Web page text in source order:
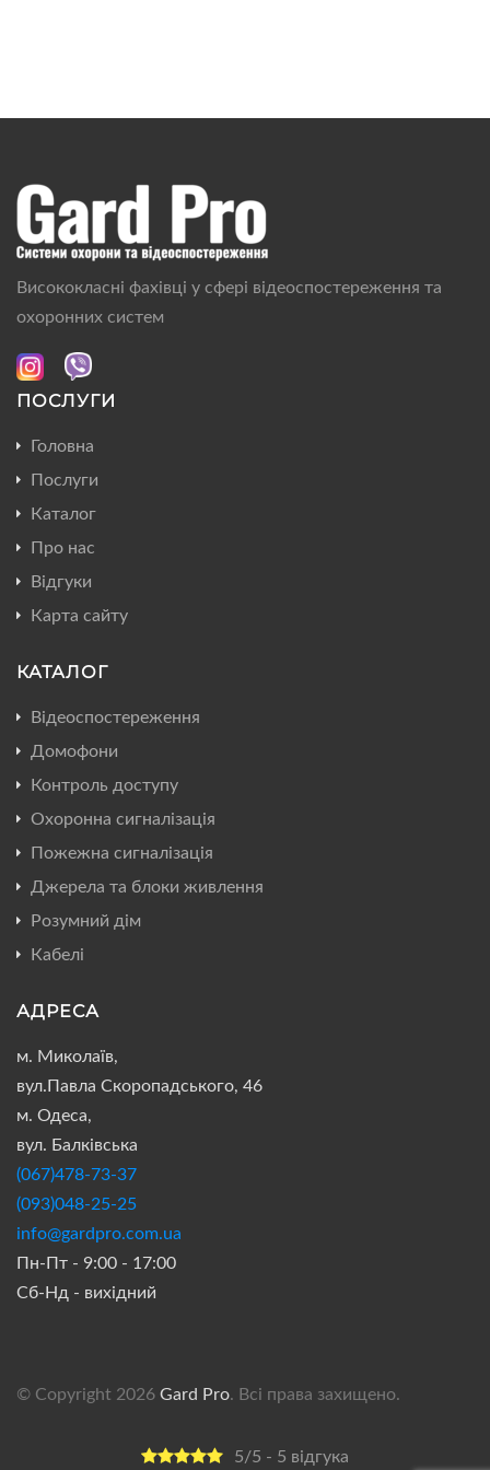
Висококласні фахівці у сфері відеоспостереження та
охоронних систем
ПОСЛУГИ
Головна
Послуги
Каталог
Про нас
Відгуки
Карта сайту
КАТАЛОГ
Відеоспостереження
Домофони
Контроль доступу
Охоронна сигналізація
Пожежна сигналізація
Джерела та блоки живлення
Розумний дім
Кабелі
АДРЕСА
м. Миколаїв,
вул.Павла Скоропадського, 46
м. Одеса,
вул. Балківська
(067)478-73-37
(093)048-25-25
info@gardpro.com.ua
Пн-Пт - 9:00 - 17:00
Сб-Нд - вихідний
© Copyright 2026 Gard Pro. Всі права захищено.
5/5 - 5 відгука